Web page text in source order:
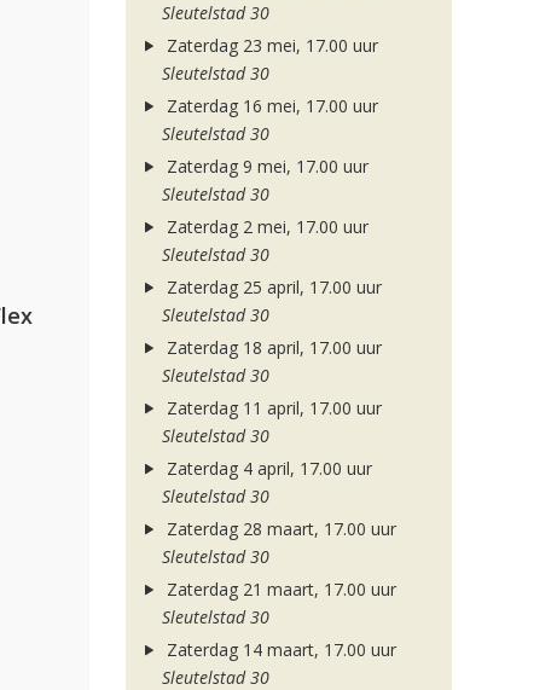
Sleutelstad 30
Zaterdag 23 mei, 17.00 uur
Sleutelstad 30
Zaterdag 16 mei, 17.00 uur
Sleutelstad 30
Zaterdag 9 mei, 17.00 uur
Sleutelstad 30
Zaterdag 2 mei, 17.00 uur
Sleutelstad 30
Zaterdag 25 april, 17.00 uur
Sleutelstad 30
Zaterdag 18 april, 17.00 uur
Sleutelstad 30
Zaterdag 11 april, 17.00 uur
Sleutelstad 30
Zaterdag 4 april, 17.00 uur
Sleutelstad 30
Zaterdag 28 maart, 17.00 uur
Sleutelstad 30
Zaterdag 21 maart, 17.00 uur
Sleutelstad 30
Zaterdag 14 maart, 17.00 uur
Sleutelstad 30